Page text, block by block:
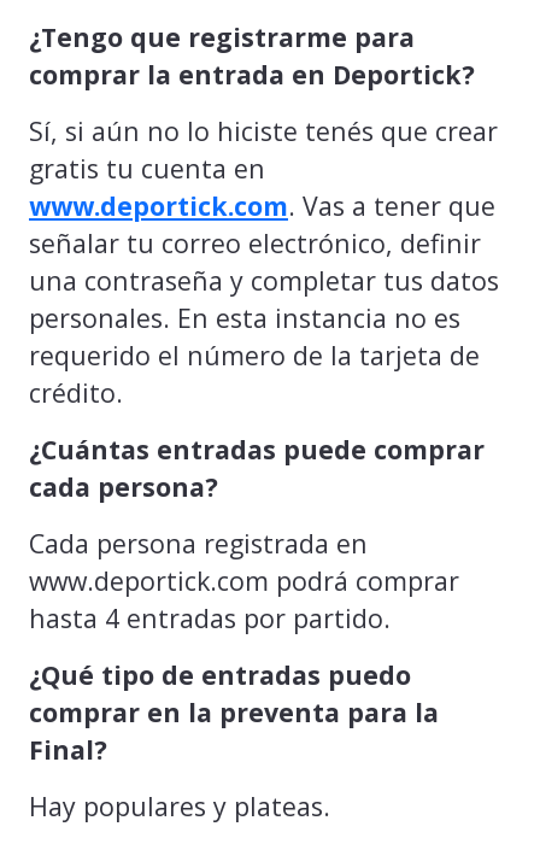
¿Tengo que registrarme para
comprar la entrada en Deportick?
Sí, si aún no lo hiciste tenés que crear
gratis tu cuenta en
www.deportick.com. Vas a tener que
señalar tu correo electrónico, definir
una contraseña y completar tus datos
personales. En esta instancia no es
requerido el número de la tarjeta de
crédito.
¿Cuántas entradas puede comprar
cada persona?
Cada persona registrada en
www.deportick.com podrá comprar
hasta 4 entradas por partido.
¿Qué tipo de entradas puedo
comprar en la preventa para la
Final?
Hay populares y plateas.